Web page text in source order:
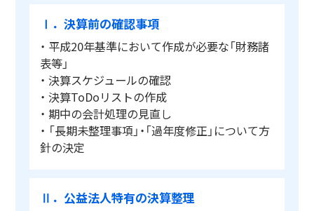
Ⅰ．決算前の確認事項
・ 平成20年基準において作成が必要な「財務諸
表等」
・ 決算スケジュールの確認
・ 決算ToDoリストの作成
・ 期中の会計処理の見直し
・ 「長期未整理事項」・「過年度修正」について方
針の決定
Ⅱ．公益法人特有の決算整理